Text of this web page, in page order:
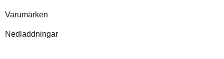
Varumärken
Nedladdningar